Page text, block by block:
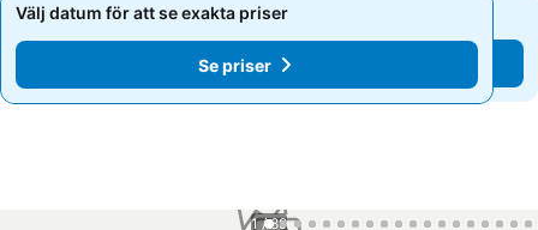
Välj datum för att se exakta priser
Se priser
Välj datum för att se exakta priser
Se priser
1 / 89